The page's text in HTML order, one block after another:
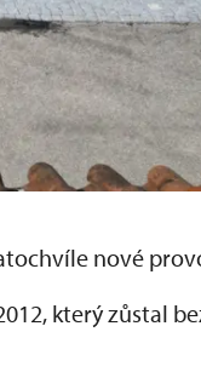
nové
který zůstal